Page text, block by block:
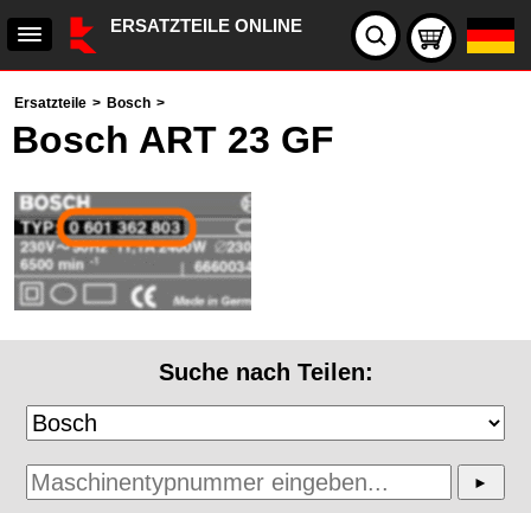
ERSATZTEILE ONLINE
Ersatzteile > Bosch >
Bosch ART 23 GF
Suche nach Teilen: